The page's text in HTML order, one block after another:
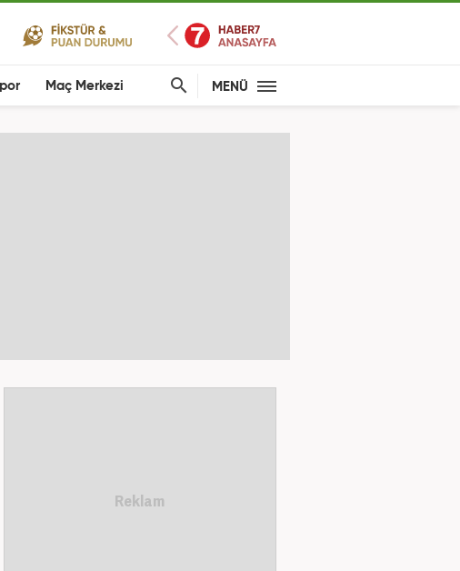
Maç Merkezi MENÜ